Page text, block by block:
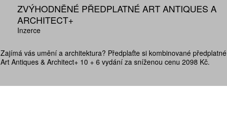
ZVÝHODNĚNÉ PŘEDPLATNÉ ART ANTIQUES A
ARCHITECT+
Inzerce
Zajímá vás umění a architektura? Předplaťte si kombinované předplatné
Art Antiques & Architect+ 10 + 6 vydání za sníženou cenu 2098 Kč.